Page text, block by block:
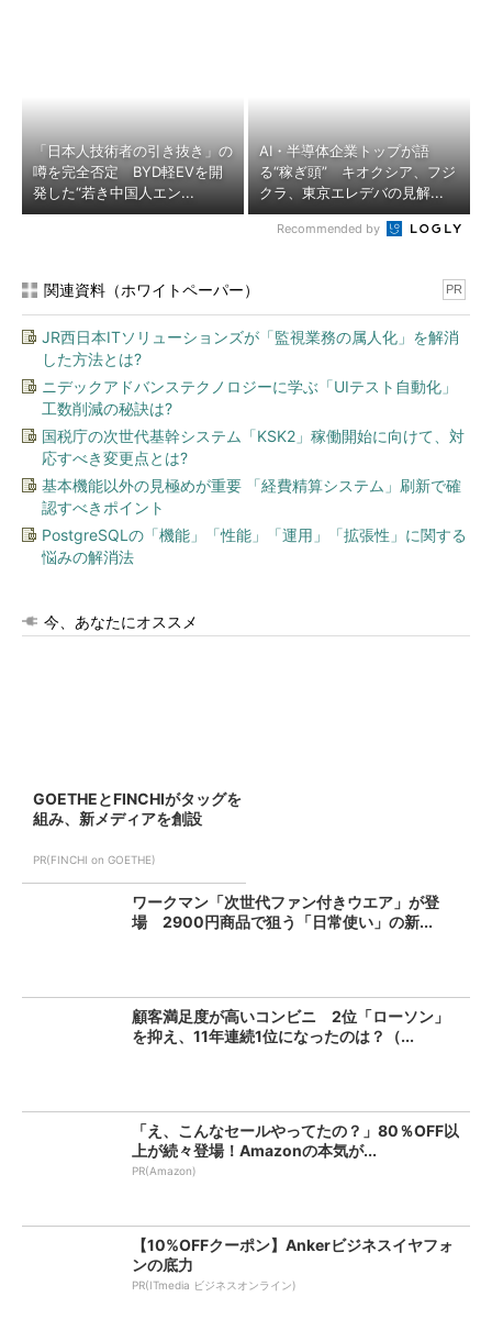
「日本人技術者の引き抜き」の
噂を完全否定 BYD軽EVを開
発した“若き中国人エン...
AI・半導体企業トップが語
る“稼ぎ頭” キオクシア、フジ
クラ、東京エレデバの見解...
Recommended by
関連資料（ホワイトペーパー） PR
JR西日本ITソリューションズが「監視業務の属人化」を解消
した方法とは?
ニデックアドバンステクノロジーに学ぶ「UIテスト自動化」
工数削減の秘訣は?
国税庁の次世代基幹システム「KSK2」稼働開始に向けて、対
応すべき変更点とは?
基本機能以外の見極めが重要 「経費精算システム」刷新で確
認すべきポイント
PostgreSQLの「機能」「性能」「運用」「拡張性」に関する
悩みの解消法
今、あなたにオススメ
GOETHEとFINCHIがタッグを
組み、新メディアを創設
PR(FINCHI on GOETHE)
ワークマン「次世代ファン付きウエア」が登
場 2900円商品で狙う「日常使い」の新...
顧客満足度が高いコンビニ 2位「ローソン」
を抑え、11年連続1位になったのは？（...
「え、こんなセールやってたの？」80％OFF以
上が続々登場！Amazonの本気が...
PR(Amazon)
【10%OFFクーポン】Ankerビジネスイヤフォ
ンの底力
PR(ITmedia ビジネスオンライン)